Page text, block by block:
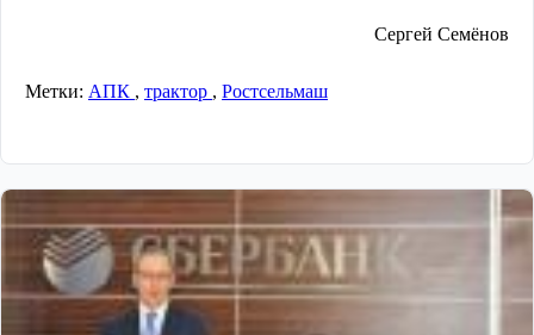
Сергей Семёнов
Метки: АПК , трактор , Ростсельмаш